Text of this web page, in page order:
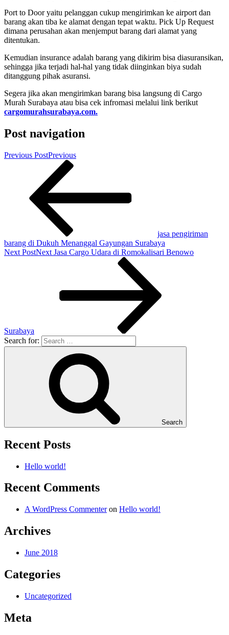
Port to Door yaitu pelanggan cukup mengirimkan ke airport dan
barang akan tiba ke alamat dengan tepat waktu. Pick Up Request
dimana perusahan akan menjemput barang dari alamat yang
ditentukan.
Kemudian insurance adalah barang yang dikirim bisa diasuransikan,
sehingga jika terjadi hal-hal yang tidak diinginkan biya sudah
ditanggung pihak asuransi.
Segera jika akan mengirimkan barang bisa langsung di Cargo
Murah Surabaya atau bisa cek infromasi melalui link berikut
cargomurahsurabaya.com.
Post navigation
Previous PostPrevious
jasa pengiriman
barang di Dukuh Menanggal Gayungan Surabaya
Next PostNext Jasa Cargo Udara di Romokalisari Benowo
Surabaya
Search for:
Search
Recent Posts
Hello world!
Recent Comments
A WordPress Commenteron Hello world!
Archives
June 2018
Categories
Uncategorized
Meta